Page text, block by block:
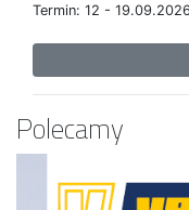
Termin: 12 - 19.09.2026
Polecamy